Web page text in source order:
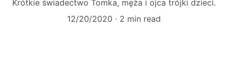
Krótkie świadectwo Tomka, męża i ojca trójki dzieci.
12/20/2020
2 min read